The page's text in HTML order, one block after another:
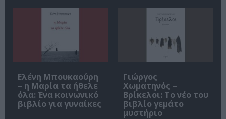
Ελένη Μπουκαούρη
– η Μαρία τα ήθελε
όλα: Ένα κοινωνικό
βιβλίο για γυναίκες
Γιώργος
Χωματηνός –
Βρίκελοι: Το νέο του
βιβλίο γεμάτο
μυστήριο